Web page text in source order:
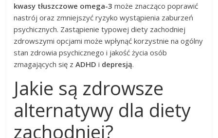
kwasy tłuszczowe omega-3 może znacząco poprawić
nastrój oraz zmniejszyć ryzyko wystąpienia zaburzeń
psychicznych. Zastąpienie typowej diety zachodniej
zdrowszymi opcjami może wpłynąć korzystnie na ogólny
stan zdrowia psychicznego i jakość życia osób
zmagających się zADHD i depresją.
Jakie są zdrowsze
alternatywy dla diety
zachodniej?